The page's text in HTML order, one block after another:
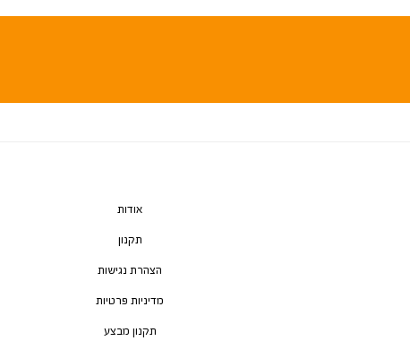
אודות
תקנון
הצהרת נגישות
מדיניות פרטיות
תקנון מבצע